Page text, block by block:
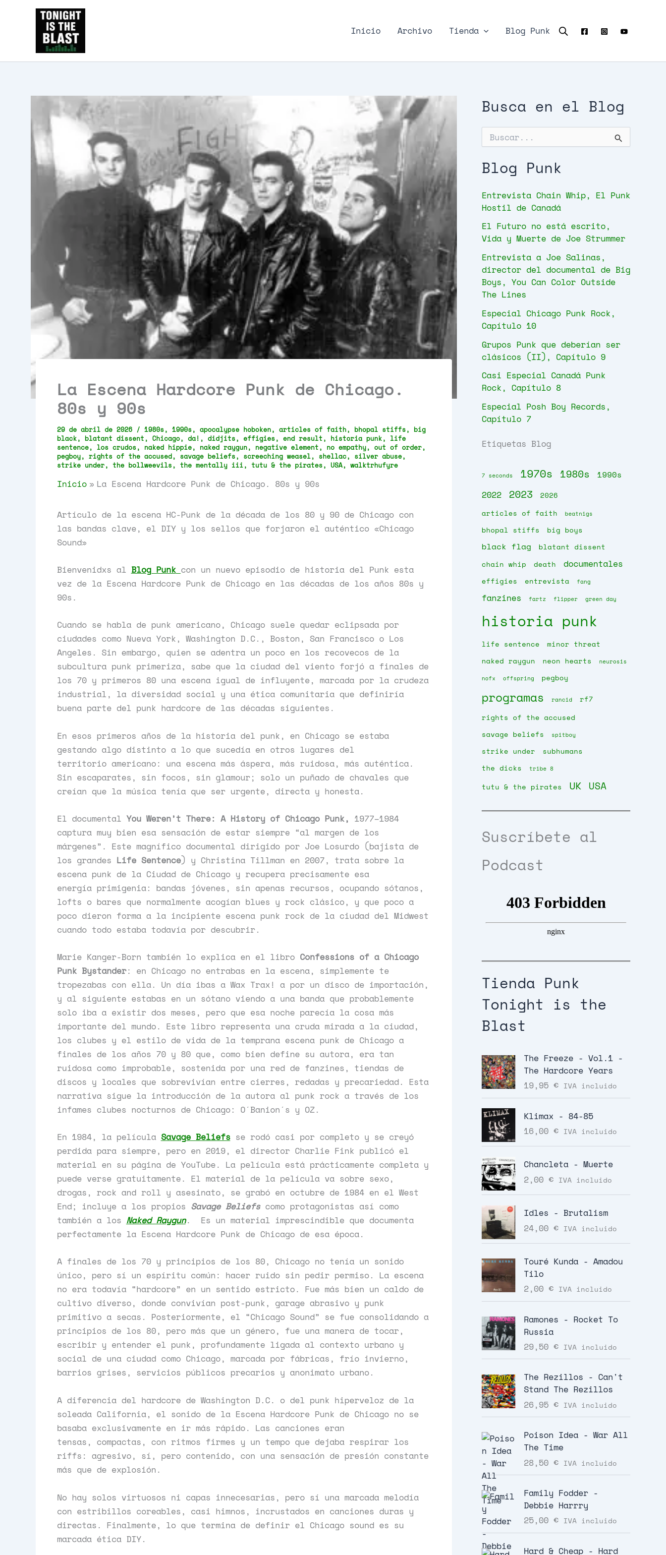
contenido
Inicio Archivo Tienda Blog Punk
La Escena Hardcore Punk de Chicago.
80s y 90s
29 de abril de 2026 / 1980s, 1990s, apocalypse hoboken, articles of faith, bhopal stiffs, big
black, blatant dissent , Chicago, da! , didjits, effigies, end result , historia punk, life
sentence, los crudos, naked hippie, naked raygun, negative element , no empathy, out of order,
pegboy, rights of the accused, savage beliefs, screeching weasel, shellac, silver abuse,
strike under, the bollweevils, the mentally iii, tutu & the pirates, USA, walktrhufyre
Inicio La Escena Hardcore Punk de Chicago. 80s y 90s
Artículo de la escena HC-Punk de la década de los 80 y 90 de Chicago con
las bandas clave, el DIY y los sellos que forjaron el auténtico «Chicago
Sound»
Bienvenidxs al Blog Punk con un nuevo episodio de historia del Punk esta
vez de la Escena Hardcore Punk de Chicago en las décadas de los años 80s y
90s.
Cuando se habla de punk americano, Chicago suele quedar eclipsada por
ciudades como Nueva York, Washington D.C., Boston, San Francisco o Los
Angeles. Sin embargo, quien se adentra un poco en los recovecos de la
subcultura punk primeriza, sabe que la ciudad del viento forjó a finales de
los 70 y primeros 80 una escena igual de influyente, marcada por la crudeza
industrial, la diversidad social y una ética comunitaria que definiría
buena parte del punk hardcore de las décadas siguientes.
En esos primeros años de la historia del punk, en Chicago se estaba
gestando algo distinto a lo que sucedía en otros lugares del
territorio americano: una escena más áspera, más ruidosa, más auténtica.
Sin escaparates, sin focos, sin glamour; solo un puñado de chavales que
creían que la música tenía que ser urgente, directa y honesta.
El documental You Weren’t There: A History of Chicago Punk, 1977–1984
captura muy bien esa sensación de estar siempre “al margen de los
márgenes”. Este magnífico documental dirigido por Joe Losurdo (bajista de
los grandes Life Sentence) y Christina Tillman en 2007, trata sobre la
escena punk de la Ciudad de Chicago y recupera precisamente esa
energía primigenia: bandas jóvenes, sin apenas recursos, ocupando sótanos,
lofts o bares que normalmente acogían blues y rock clásico, y que poco a
poco dieron forma a la incipiente escena punk rock de la ciudad del Midwest
cuando todo estaba todavía por descubrir.
Marie Kanger-Born también lo explica en el libro Confessions of a Chicago
Punk Bystander: en Chicago no entrabas en la escena, simplemente te
tropezabas con ella. Un día ibas a Wax Trax! a por un disco de importación,
y al siguiente estabas en un sótano viendo a una banda que probablemente
solo iba a existir dos meses, pero que esa noche parecía la cosa más
importante del mundo. Este libro representa una cruda mirada a la ciudad,
los clubes y el estilo de vida de la temprana escena punk de Chicago a
finales de los años 70 y 80 que, como bien define su autora, era tan
ruidosa como improbable, sostenida por una red de fanzines, tiendas de
discos y locales que sobrevivían entre cierres, redadas y precariedad. Esta
narrativa sigue la introducción de la autora al punk rock a través de los
infames clubes nocturnos de Chicago: O´Banion´s y OZ.
En 1984, la película Savage Beliefsse rodó casi por completo y se creyó
perdida para siempre, pero en 2019, el director Charlie Fink publicó el
material en su página de YouTube. La película está prácticamente completa y
puede verse gratuitamente. El material de la película va sobre sexo,
drogas, rock and roll y asesinato, se grabó en octubre de 1984 en el West
End; incluye a los propios Savage Beliefscomo protagonistas así como
también a los Naked Raygun. Es un material imprescindible que documenta
perfectamente la Escena Hardcore Punk de Chicago de esa época.
A finales de los 70 y principios de los 80, Chicago no tenía un sonido
único, pero sí un espíritu común: hacer ruido sin pedir permiso. La escena
no era todavía “hardcore” en un sentido estricto. Fue más bien un caldo de
cultivo diverso, donde convivían post-punk, garage abrasivo y punk
primitivo a secas. Posteriormente, el “Chicago Sound” se fue consolidando a
principios de los 80, pero más que un género, fue una manera de tocar,
escribir y entender el punk, profundamente ligada al contexto urbano y
social de una ciudad como Chicago, marcada por fábricas, frío invierno,
barrios grises, servicios públicos precarios y anonimato urbano.
A diferencia del hardcore de Washington D.C. o del punk hiperveloz de la
soleada California, el sonido de la Escena Hardcore Punk de Chicago no se
basaba exclusivamente en ir más rápido. Las canciones eran
tensas, compactas, con ritmos firmes y un tempo que dejaba respirar los
riffs: agresivo, sí, pero contenido, con una sensación de presión constante
más que de explosión.
No hay solos virtuosos ni capas innecesarias, pero sí una marcada melodía
con estribillos coreables, casi himnos, incrustados en canciones duras y
directas. Finalmente, lo que termina de definir el Chicago sound es su
marcada ética DIY.
Busca en el Blog
c
a
p
o
r
:
Blog Punk
Entrevista Chain Whip, El Punk
Hostil de Canadá
El Futuro no está escrito,
Vida y Muerte de Joe Strummer
Entrevista a Joe Salinas,
director del documental de Big
Boys, You Can Color Outside
The Lines
Especial Chicago Punk Rock,
Capítulo 10
Grupos Punk que deberían ser
clásicos (II), Capítulo 9
Casi Especial Canadá Punk
Rock, Capítulo 8
Especial Posh Boy Records,
Capítulo 7
Etiquetas Blog
7 seconds 1970s 1980s 1990s
2022 2023
2026
articles of faith
beatnigs
bhopal stiffs big boys
black flag
blatant dissent
chain whip
death documentales
effigies entrevista fang
fanzines fartz flipper green day
historia punk
life sentence
minor threat
naked raygun
neon hearts neurosis
nofx offspring pegboy
programas rancid
rf7
rights of the accused
savage beliefs
spitboy
strike under
subhumans
the dicks
tribe 8
tutu & the pirates UK USA
Suscríbete al
Podcast
Tienda Punk
Tonight is the
Blast
The Freeze - Vol.1 -
The Hardcore Years
19,95 € IVA incluido
Klimax - 84-85
16,00 € IVA incluido
Chancleta - Muerte
2,00 € IVA incluido
Idles - Brutalism
24,00 € IVA incluido
Touré Kunda - Amadou
Tilo
2,00 € IVA incluido
Ramones - Rocket To
Russia
29,50 € IVA incluido
The Rezillos - Can't
Stand The Rezillos
26,95 € IVA incluido
Poison Idea - War All
The Time
28,50 € IVA incluido
Family Fodder -
Debbie Harrry
25,00 € IVA incluido
Hard & Cheap - Hard